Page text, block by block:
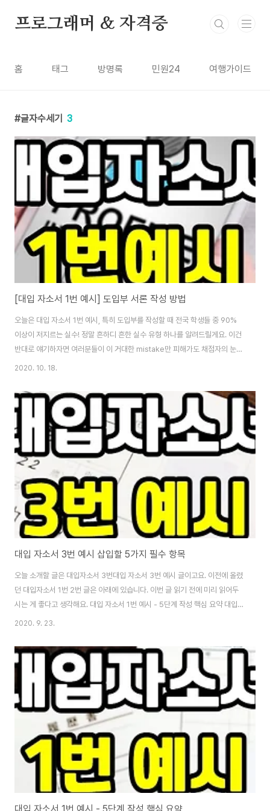
프로그래머 & 자격증
홈 태그 방명록 민원24 여행가이드
글자수세기 3
[대입 자소서 1번 예시] 도입부 서론 작성 방법
오늘은 대입 자소서 1번 예시, 특히 도입부를 작성할 때 전국 학생들 중 90%
이상이 저지르는 실수! 정말 흔하디 흔한 실수 유형 하나를 알려드릴게요. 이건
반대로 얘기하자면 여러분들이 이 거대한 mistake만 피해가도 채점자의 눈길
을 사로잡아 속칭 반은 거저먹고 들어갈 수 있다는 뜻이기도 합니다. 그만큼 중
도 합니다. 그럼 자소서 1번 문항의 핵심 키워드를 한번 되짚어 볼게요. 1번이
뭘 물어보고 있죠? "고교시절 본인이 학업에 기울인 노력과 경험"을 요구하고
있습니다. 여기서 키포인트! 대입 자소서 1번 예시에서 말하는 "학업"은 "점수
올리기, 성적 향상, 수상 경험" 이런 걸 말하는 게 아닙니다. 대교협이 자소서 1
번을 ..
2020. 10. 18.
대입 자소서 3번 예시 삽입할 5가지 필수 항목
오늘 소개할 글은 대입자소서 3번대입 자소서 3번 예시 글이고요. 이전에 올렸
던 대입자소서 1번 2번 글은 아래에 있습니다. 이번 글 읽기 전에 미리 읽어두
시는 게 좋다고 생각해요. 대입 자소서 1번 예시 - 5단계 작성 핵심 요약 대입
자소서 1번 예시 꿀팁 찾는 분들을 위한 소개 글입니다. 출처 : 막생정입니다.
소개서만 60번을 고쳤어 ... 고3 � coderlife.tistory.com 1탄: 파일 만들
기와 시작하는 방법 대입 자소서 2번 예시 - 첨삭 및 지원 동기 놓치지 마세요!
Q. 6교과 해도 돼요? 6종합 해도 돼요? A. 하나의 전형으로 몰빵하는 것은 추
천하지 않음. 보통 수시는 2상향 2적정 2하향..
2020. 9. 23.